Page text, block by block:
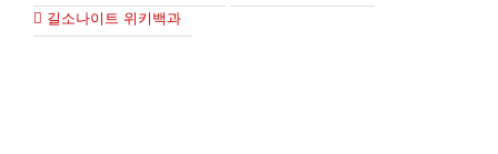
길소나이트 위키백과